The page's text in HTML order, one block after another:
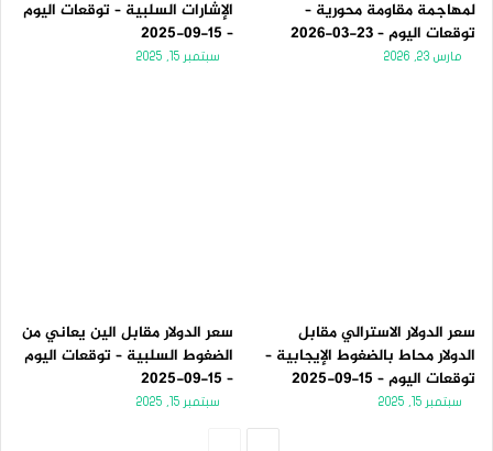
لمهاجمة مقاومة محورية –
توقعات اليوم – 23-03-2026
مارس 23, 2026
الإشارات السلبية – توقعات اليوم
– 15-09-2025
سبتمبر 15, 2025
سعر الدولار الاسترالي مقابل
الدولار محاط بالضغوط الإيجابية –
توقعات اليوم – 15-09-2025
سبتمبر 15, 2025
سعر الدولار مقابل الين يعاني من
الضغوط السلبية – توقعات اليوم
– 15-09-2025
سبتمبر 15, 2025